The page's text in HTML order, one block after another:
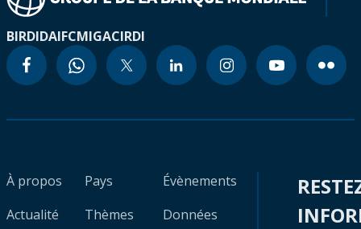
BIRDIDAIFCMIGACIRDI
À propos
Actualité
Pays
Thèmes
Évènements
Données